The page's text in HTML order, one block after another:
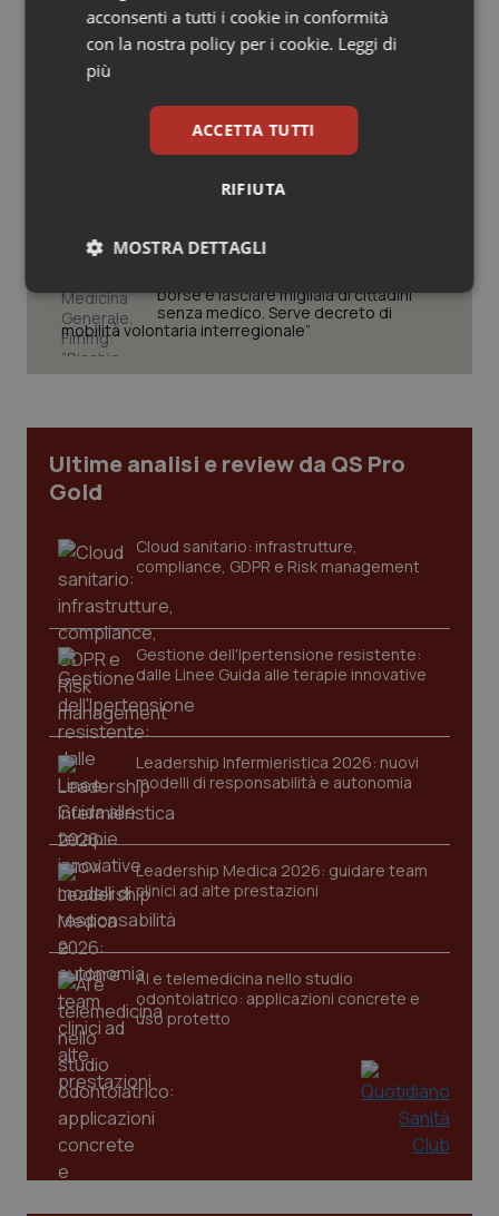
Salute orale & impianti
Sangue & coagulazione
Tumore ovarico
Tumori del Polmone & Testa Collo
Tumori gastrointestinali
Ulcera & Reflusso
Vaccini
West Nile. Rete Izs: “Sorveglianza e
Tracciabilità dei farmaci. Dal Ministero
febbraio 2027 l’adeguamento dei
Formazione Medicina Generale.
borse e lasciare migliaia di cittadini
senza medico. Serve decreto di
mobilità volontaria interregionale”
Ultime analisi e review da QS Pro
Gold
Cloud sanitario: infrastrutture,
compliance, GDPR e Risk management
Gestione dell'Ipertensione resistente:
dalle Linee Guida alle terapie innovative
Leadership Infermieristica 2026: nuovi
modelli di responsabilità e autonomia
Leadership Medica 2026: guidare team
clinici ad alte prestazioni
AI e telemedicina nello studio
odontoiatrico: applicazioni concrete e
uso protetto
acconsenti a tutti i cookie in conformità
con la nostra policy per i cookie. Leggi di
più
ACCETTA TUTTI
RIFIUTA
MOSTRA DETTAGLI
Necessari Statistici Marketing
I cookie necessari contribuiscono a rendere fruibile il
protette del sito. Il sito web non è in grado di
funzionare correttamente senza questi cookie.
Nome
VISITOR_PRIVACY_METADATA
YouTube
.youtube.com
CookieScriptConsent
CookieScript
www.quotidianosanita.it